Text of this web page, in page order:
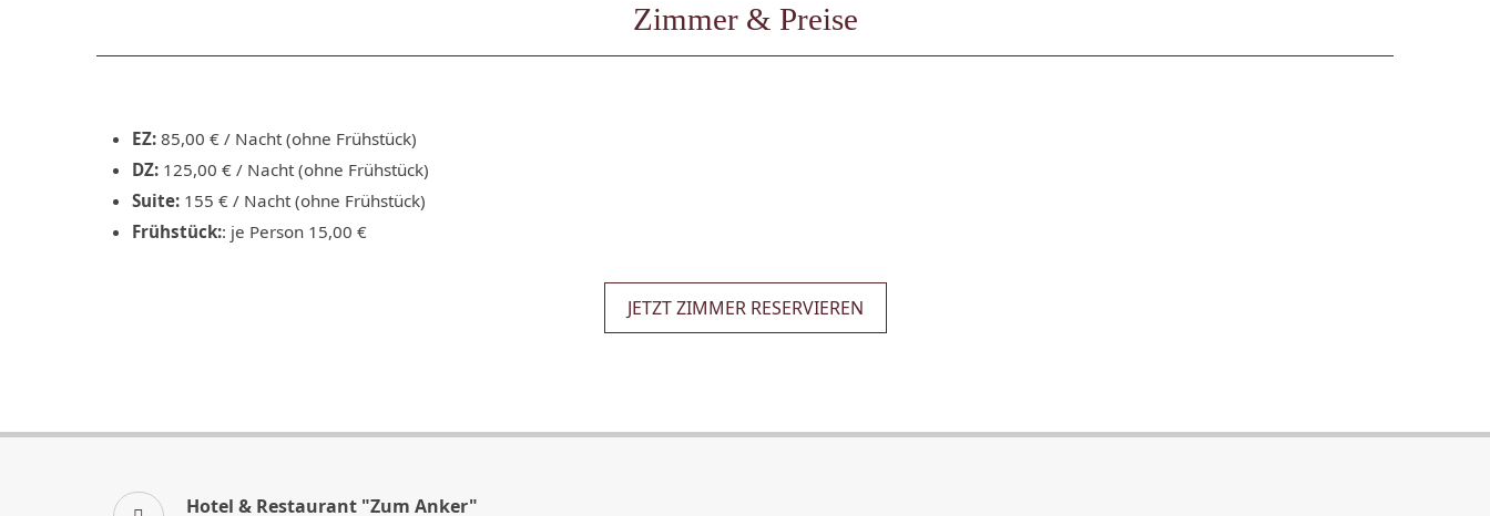
Zimmer & Preise
EZ: 85,00 € / Nacht (ohne Frühstück)
DZ: 125,00 € / Nacht (ohne Frühstück)
Suite: 155 € / Nacht (ohne Frühstück)
Frühstück:: je Person 15,00 €
JETZT ZIMMER RESERVIEREN
Hotel & Restaurant "Zum Anker"